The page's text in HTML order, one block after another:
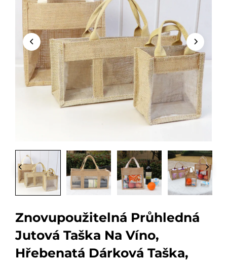
Znovupoužitelná Průhledná
Jutová Taška Na Víno,
Hřebenatá Dárková Taška,